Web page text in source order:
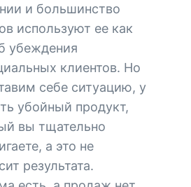
и большинство
используют ее как
убеждения
клиентов. Но
себе ситуацию, у
убойный продукт,
вы тщательно
а это не
результата.